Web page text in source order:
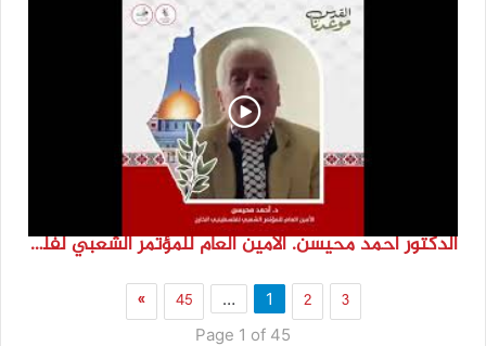
الدكتور احمد محيسن. الامين العام للمؤتمر الشعبي لفلسطينيي الخارج
1 2 3
…
45
»
Page 1 of 45